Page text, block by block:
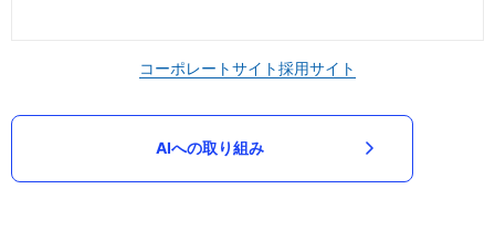
コーポレートサイト採用サイト
AIへの取り組み